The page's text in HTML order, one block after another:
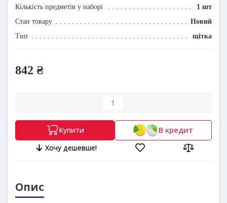
Кількість предметів у наборі
1 шт
Стан товару
Новий
Тип
щітка
842 ₴
Купити В кредит
Хочу дешевше!
Опис